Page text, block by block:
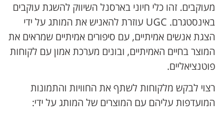
מעוקבים. זהו כלי חיוני בארסנל השיווק להשגת עוקבים
באינסטגרם. UGC עוזרת להאניש את המותג על ידי
הצגת אנשים אמיתיים, עם סיפורים אמיתיים שמראים את
המוצר בחיים האמיתיים, ובונים מערכת אמון עם לקוחות
פוטנציאליים.
רצוי לבקש מלקוחות לשתף את החוויות והתמונות
המועדפות עליהם עם המוצרים של המותג על ידי: